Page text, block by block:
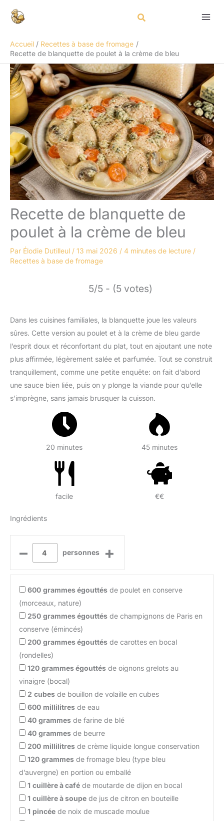
Accueil
Recettes à base de fromage
Recette de blanquette de poulet à la crème de bleu
Recette de blanquette de
poulet à la crème de bleu
Par Élodie Dutilleul / 13 mai 2026 / 4 minutes de lecture /
Recettes à base de fromage
5/5 - (5 votes)
Dans les cuisines familiales, la blanquette joue les valeurs
sûres. Cette version au poulet et à la crème de bleu garde
l’esprit doux et réconfortant du plat, tout en ajoutant une note
plus affirmée, légèrement salée et parfumée. Tout se construit
tranquillement, comme une petite enquête: on fait d’abord
une sauce bien liée, puis on y plonge la viande pour qu’elle
s’imprègne, sans jamais brusquer la cuisson.
20 minutes 45 minutes
facile €€
Ingrédients
– personnes +
600 grammes égouttés de poulet en conserve
(morceaux, nature)
250 grammes égouttés de champignons de Paris en
conserve (émincés)
200 grammes égouttés de carottes en bocal
(rondelles)
120 grammes égouttés de oignons grelots au
vinaigre (bocal)
2 cubes de bouillon de volaille en cubes
600 millilitres de eau
40 grammes de farine de blé
40 grammes de beurre
200 millilitres de crème liquide longue conservation
120 grammes de fromage bleu (type bleu
d’auvergne) en portion ou emballé
1 cuillère à café de moutarde de dijon en bocal
1 cuillère à soupe de jus de citron en bouteille
1 pincée de noix de muscade moulue